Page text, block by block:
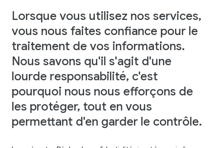
Lorsque vous utilisez nos services,
vous nous faites confiance pour le
traitement de vos informations.
Nous savons qu'il s'agit d'une
lourde responsabilité, c'est
pourquoi nous nous efforçons de
les protéger, tout en vous
permettant d'en garder le contrôle.